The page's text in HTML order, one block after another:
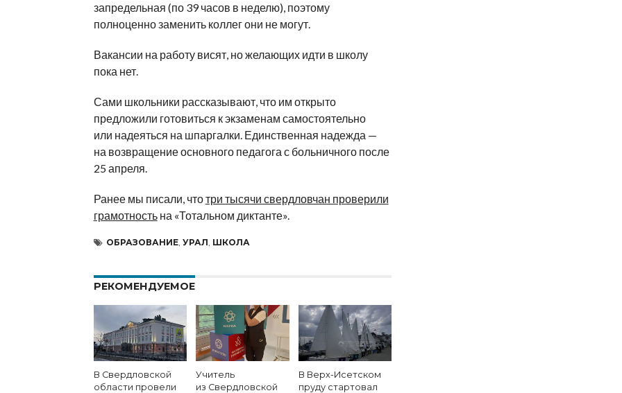
запредельная (по 39 часов в неделю), поэтому
полноценно заменить коллег они не могут.
Вакансии на работу висят, но желающих идти в школу
пока нет.
Сами школьники рассказывают, что им открыто
предложили готовиться к экзаменам самостоятельно
или надеяться на шпаргалки. Единственная надежда —
на возвращение основного педагога с больничного после
25 апреля.
Ранее мы писали, чтотри тысячи свердловчан проверили
грамотностьна «Тотальном диктанте».
ОБРАЗОВАНИЕ, УРАЛ, ШКОЛА
РЕКОМЕНДУЕМОЕ
В Свердловской
области провели
Учитель
из Свердловской
В Верх-Исетском
пруду стартовал